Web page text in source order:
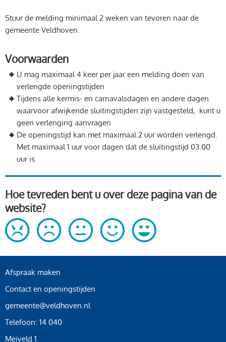
Stuur de melding minimaal 2 weken van tevoren naar de
gemeente Veldhoven.
Voorwaarden
U mag maximaal 4 keer per jaar een melding doen van
verlengde openingstijden
Tijdens alle kermis- en carnavalsdagen en andere dagen
waarvoor afwijkende sluitingstijden zijn vastgesteld, kunt u
geen verlenging aanvragen
De openingstijd kan met maximaal 2 uur worden verlengd.
Met maximaal 1 uur voor dagen dat de sluitingstijd 03.00
uur is
Hoe tevreden bent u over deze pagina van de
website?
Afspraak maken
Contact en openingstijden
gemeente@veldhoven.nl
Telefoon: 14 040
Meiveld 1